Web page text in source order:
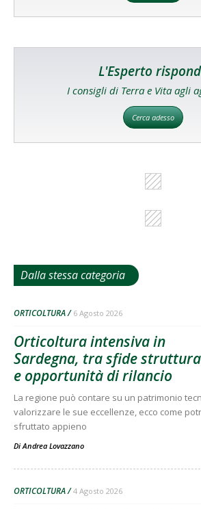
L'Esperto
I consigli di Terra e Vita agli
Cerca adesso
Dalla stessa categoria
ORTICOLTURA 6 Agosto 2026
Orticoltura intensiva in
Sardegna, tra sfide
e opportunità di rilancio
La regione può contare su un patrimonio
valorizzare le sue eccellenze, ecco come
sfruttato appieno
DiAndrea Lovazzano
ORTICOLTURA 4 Agosto 2026